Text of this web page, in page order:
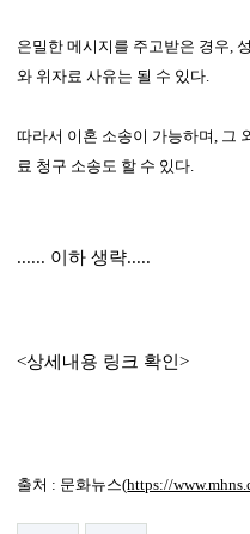
은밀한 메시지를 주고받은 경우,
와 위자료 사유는 될 수 있다.
따라서 이혼 소송이 가능하며, 그
료 청구 소송도 할 수 있다.
...... 이하 생략.....
<상세내용 링크 확인>
출처 : 문화뉴스(https://